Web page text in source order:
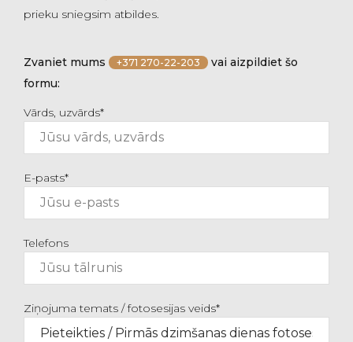
prieku sniegsim atbildes.
Zvaniet mums +371 270-22-203
vai aizpildiet šo
formu:
Vārds, uzvārds*
E-pasts*
Telefons
Ziņojuma temats / fotosesijas veids*